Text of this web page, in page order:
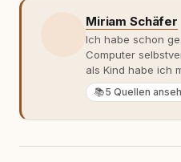
Miriam Schäfer
Ich habe schon
Computer
als Kind habe ich
meiner Eltern
getippt:
Zeit war ich eher
📚5 Quellen